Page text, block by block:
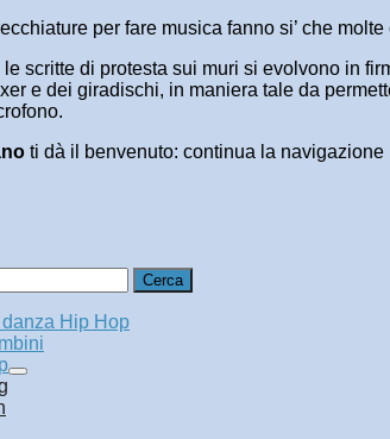
per fare musica fanno si’ che
le scritte di protesta sui muri si evolvono in
e dei giradischi, in maniera tale da
ti dà il benvenuto: continua la
Hip Hop